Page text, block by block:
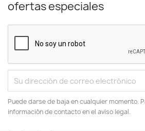
ofertas especiales
Puede darse de baja en cualquier momento.
información de contacto en el aviso legal.